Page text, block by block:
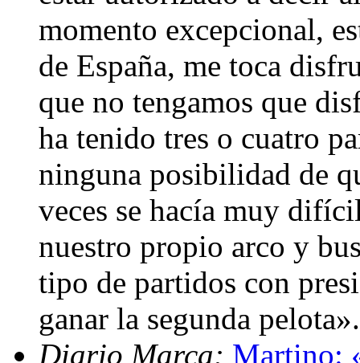
momento excepcional,
de España, me toca
que no tengamos que
ha tenido tres o cuatro
ninguna posibilidad de
veces se hacía muy
nuestro propio arco y
tipo de partidos con
ganar la segunda
Diario Marca: Martino: